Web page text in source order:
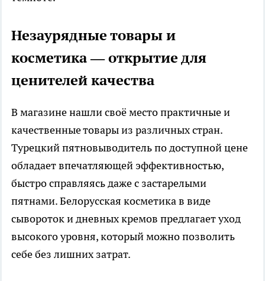
Незаурядные товары и
косметика — открытие для
ценителей качества
В магазине нашли своё место практичные и
качественные товары из различных стран.
Турецкий пятновыводитель по доступной цене
обладает впечатляющей эффективностью,
быстро справляясь даже с застарелыми
пятнами. Белорусская косметика в виде
сывороток и дневных кремов предлагает уход
высокого уровня, который можно позволить
себе без лишних затрат.